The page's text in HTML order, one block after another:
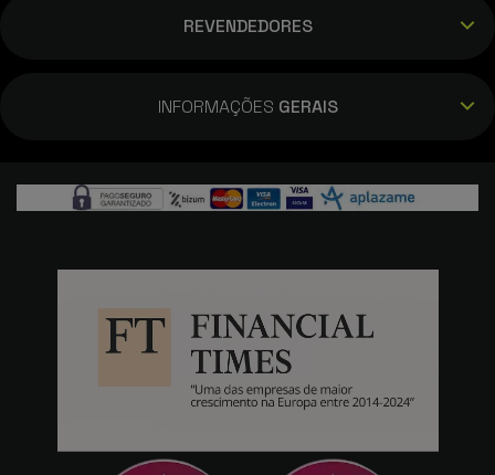
REVENDEDORES
INFORMAÇÕES GERAIS